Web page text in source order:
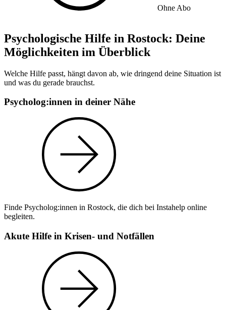
Ohne Abo
Psychologische Hilfe in Rostock: Deine
Möglichkeiten im Überblick
Welche Hilfe passt, hängt davon ab, wie dringend deine Situation ist
und was du gerade brauchst.
Psycholog:innen in deiner Nähe
Finde Psycholog:innen in Rostock, die dich bei Instahelp online
begleiten.
Akute Hilfe in Krisen- und Notfällen